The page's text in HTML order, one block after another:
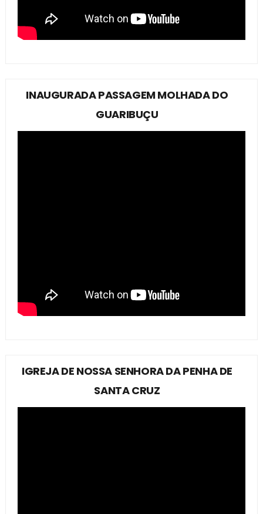
INAUGURADA PASSAGEM MOLHADA DO
GUARIBUÇU
IGREJA DE NOSSA SENHORA DA PENHA DE
SANTA CRUZ